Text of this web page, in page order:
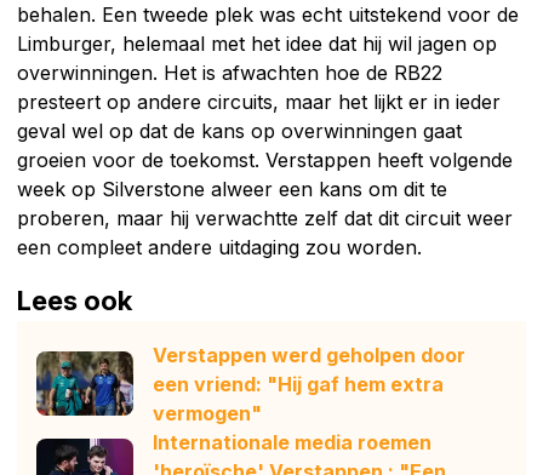
behalen. Een tweede plek was echt uitstekend voor de
Limburger, helemaal met het idee dat hij wil jagen op
overwinningen. Het is afwachten hoe de RB22
presteert op andere circuits, maar het lijkt er in ieder
geval wel op dat de kans op overwinningen gaat
groeien voor de toekomst. Verstappen heeft volgende
week op Silverstone alweer een kans om dit te
proberen, maar hij verwachtte zelf dat dit circuit weer
een compleet andere uitdaging zou worden.
Lees ook
Verstappen werd geholpen door
een vriend: "Hij gaf hem extra
vermogen"
Internationale media roemen